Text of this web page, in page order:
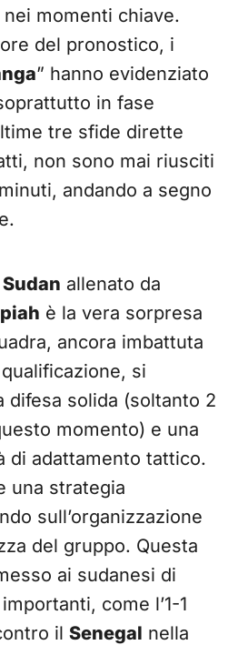
momenti chiave.
del pronostico, i
” hanno evidenziato
in fase
tre sfide dirette
non sono mai riusciti
andando a segno
Sudan allenato da
è la vera sorpresa
ancora imbattuta
si
difesa solida (soltanto 2
momento) e una
di adattamento tattico.
una strategia
sull’organizzazione
del gruppo. Questa
ai sudanesi di
come l’1-1
il Senegal nella